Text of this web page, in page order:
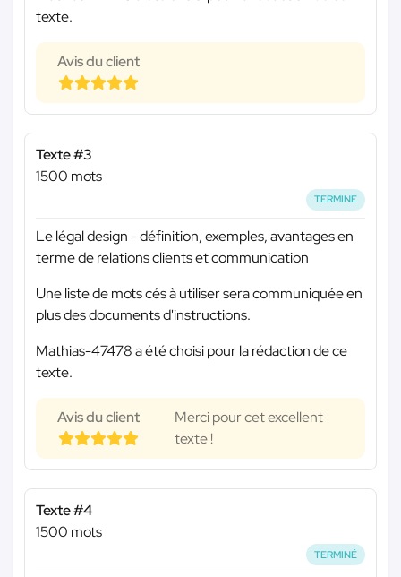
texte.
Avis du client
Texte #3
1500 mots
TERMINÉ
Le légal design - définition, exemples, avantages en
terme de relations clients et communication
Une liste de mots cés à utiliser sera communiquée en
plus des documents d'instructions.
Mathias-47478 a été choisi pour la rédaction de ce
texte.
Avis du client
Merci pour cet excellent
texte !
Texte #4
1500 mots
TERMINÉ